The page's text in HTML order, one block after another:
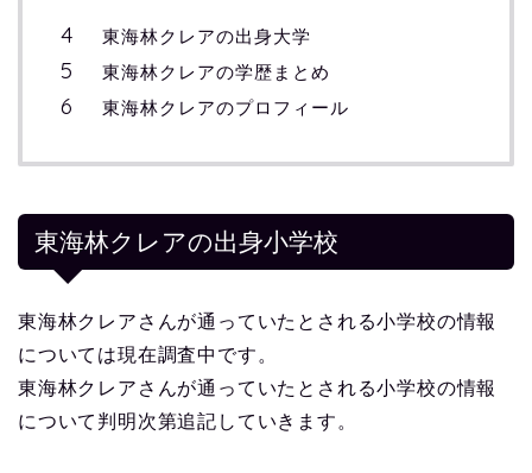
東海林クレアの出身大学
東海林クレアの学歴まとめ
東海林クレアのプロフィール
東海林クレアの出身小学校
東海林クレアさんが通っていたとされる小学校の情報
については現在調査中です。
東海林クレアさんが通っていたとされる小学校の情報
について判明次第追記していきます。